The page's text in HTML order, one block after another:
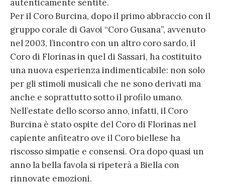
autenticamente sentite.
Per il Coro Burcina, dopo il primo abbraccio con il
gruppo corale di Gavoi “Coro Gusana”, avvenuto
nel 2003, l’incontro con un altro coro sardo, il
Coro di Florinas in quel di Sassari, ha costituito
una nuova esperienza indimenticabile: non solo
per gli stimoli musicali che ne sono derivati ma
anche e soprattutto sotto il profilo umano.
Nell’estate dello scorso anno, infatti, il Coro
Burcina è stato ospite del Coro di Florinas nel
capiente anfiteatro ove il Coro biellese ha
riscosso simpatie e consensi. Ora dopo quasi un
anno la bella favola si ripeterà a Biella con
rinnovate emozioni.